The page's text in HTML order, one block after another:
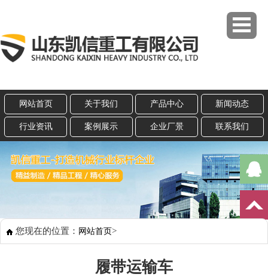
网站首页 关于我们 产品中心 新闻动态
行业资讯 案例展示 企业厂景 联系我们
您现在的位置： 网站首页>
履带运输车